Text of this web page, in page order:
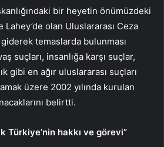
bir heyetin önümüzdeki
olan Uluslararası Ceza
temaslarda bulunması
suçları, insanlığa karşı suçlar,
gibi en ağır uluslararası suçları
üzere 2002 yılında kurulan
belirtti.
Türkiye’nin hakkı ve görevi”